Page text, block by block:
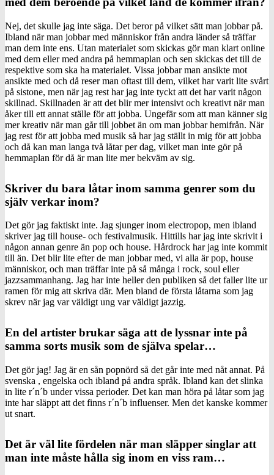
Nej, det skulle jag inte säga. Det beror på vilket sätt man jobbar på.
Ibland när man jobbar med människor från andra länder så träffar
man dem inte ens. Utan materialet som skickas gör man klart online
med dem eller med andra på hemmaplan och sen skickas det till de
respektive som ska ha materialet. Vissa jobbar man ansikte mot
ansikte med och då reser man oftast till dem, vilket har varit lite svårt
på sistone, men när jag rest har jag inte tyckt att det har varit någon
skillnad. Skillnaden är att det blir mer intensivt och kreativt när man
åker till ett annat ställe för att jobba. Ungefär som att man känner sig
mer kreativ när man går till jobbet än om man jobbar hemifrån. När
jag rest för att jobba med musik så har jag ställt in mig för att jobba
och då kan man langa två låtar per dag, vilket man inte gör på
hemmaplan för då är man lite mer bekväm av sig.
Skriver du bara låtar inom samma genrer som du
själv verkar inom?
Det gör jag faktiskt inte. Jag sjunger inom electropop, men ibland
skriver jag till house- och festivalmusik. Hittills har jag inte skrivit i
någon annan genre än pop och house. Hårdrock har jag inte kommit
till än. Det blir lite efter de man jobbar med, vi alla är pop, house
människor, och man träffar inte på så många i rock, soul eller
jazzsammanhang. Jag har inte heller den publiken så det faller lite ur
ramen för mig att skriva där. Men bland de första låtarna som jag
skrev när jag var väldigt ung var väldigt jazzig.
En del artister brukar säga att de lyssnar inte på
samma sorts musik som de själva spelar…
Det gör jag! Jag är en sån popnörd så det går inte med nåt annat. På
svenska , engelska och ibland på andra språk. Ibland kan det slinka
in lite r´n´b under vissa perioder. Det kan man höra på låtar som jag
inte har släppt att det finns r´n´b influenser. Men det kanske kommer
ut snart.
Det är väl lite fördelen när man släpper singlar att
man inte måste hålla sig inom en viss ram…